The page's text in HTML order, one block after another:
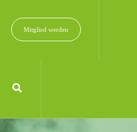
Mitglied werden